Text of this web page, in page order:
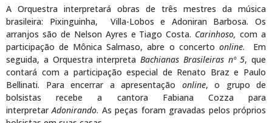
A Orquestra interpretará obras de três mestres da música
brasileira: Pixinguinha, Villa-Lobos e Adoniran Barbosa. Os
arranjos são de Nelson Ayres e Tiago Costa. Carinhoso, com a
participação de Mônica Salmaso, abre o concerto online. Em
seguida, a Orquestra interpreta Bachianas Brasileiras nº 5, que
contará com a participação especial de Renato Braz e Paulo
Bellinati. Para encerrar a apresentação online, o grupo de
bolsistas recebe a cantora Fabiana Cozza para
interpretarAdonirando. As peças foram gravadas pelos próprios